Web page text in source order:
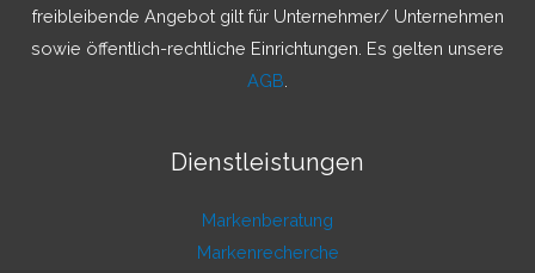
hfreibleibende Angebot gilt für Unternehmer/ Unternehmen
sowie öffentlich-rechtliche Einrichtungen. Es gelten unsere
AGB
Dienstleistungen
Markenberatung
Markenrecherche